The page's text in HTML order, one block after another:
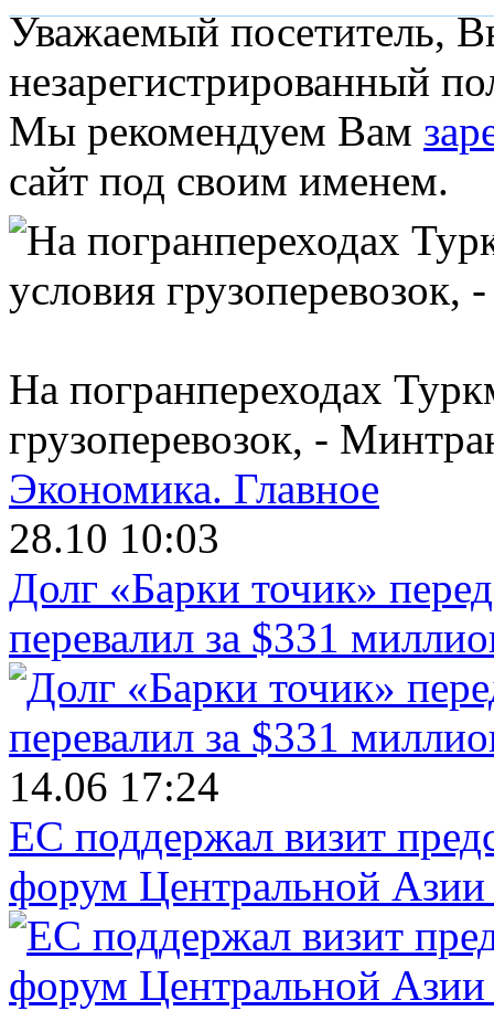
Уважаемый посетитель,
незарегистрированный
Мы рекомендуем Вам
сайт под своим именем.
На погранпереходах
грузоперевозок, -
Экономика. Главное
28.10 10:03
Долг «Барки точик»
перевалил за $331
14.06 17:24
ЕС поддержал визит
форум Центральной Азии